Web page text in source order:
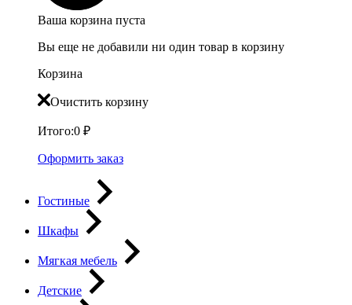
Ваша корзина пуста
Вы еще не добавили ни один товар в корзину
Корзина
Очистить корзину
Итого:0 ₽
Оформить заказ
Гостиные
Шкафы
Мягкая мебель
Детские